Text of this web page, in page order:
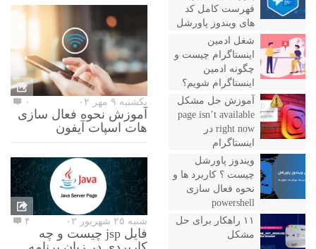
فهرست کامل کد
های ویندوز پاورشل
شغل ادمین
اینستاگرام چیست و
چگونه ادمین
اینستاگرام شویم؟
آموزش حل مشکل
page isn’t available
right now در
اینستاگرام
ویندوز پاورشل
چیست ؟ کاربرد ها و
نحوه فعال سازی
powershell
۱۱ راهکار برای حل
مشکل
یکشنبه ۹ مهر ۰۲ ۰
آموزش نحوه فعال سازی
هات اسپات آیفون
شنبه ۲۵ شهریور ۰۲ ۴
فایل jsp چیست و چه